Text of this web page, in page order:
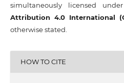
simultaneously licensed
Attribution 4.0 International
otherwise stated.
HOW TO CITE